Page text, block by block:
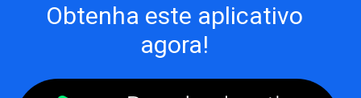
Obtenha este aplicativo
agora!